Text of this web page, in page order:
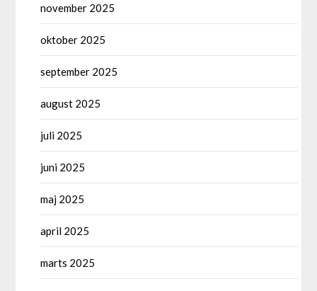
november 2025
oktober 2025
september 2025
august 2025
juli 2025
juni 2025
maj 2025
april 2025
marts 2025